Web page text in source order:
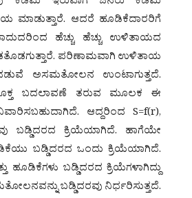
ಮಾಡುತ್ತಾರೆ. ಆದರೆ ಹೂಡಿಕೆದಾರರಿಗೆ
ಹೆಚ್ಚು ಹೆಚ್ಚು ಉಳಿತಾಯದ
ಪರಿಣಾಮವಾಗಿ ಉಳಿತಾಯ
ಅಸಮತೋಲನ ಉಂಟಾಗುತ್ತದೆ.
ಬದಲಾವಣೆ ತರುವ ಮೂಲಕ ಈ
ಆದ್ದರಿಂದ S=f(r),
ಬಡ್ಡಿದರದ ಕ್ರಿಯೆಯಾಗಿದೆ. ಹಾಗೆಯೇ
ಬಡ್ಡಿದರದ ಒಂದು ಕ್ರಿಯೆಯಾಗಿದೆ.
ಬಡ್ಡಿದರದ ಕ್ರಿಯೆಗಳಾಗಿದ್ದು
ಬಡ್ಡಿದರವು ನಿರ್ಧರಿಸುತ್ತದೆ.